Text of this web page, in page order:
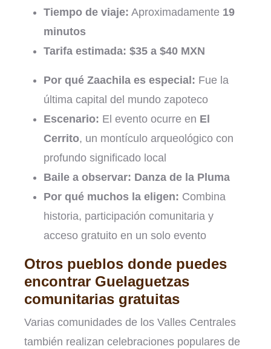
Tiempo de viaje: Aproximadamente 19
minutos
Tarifa estimada: $35 a $40 MXN
Por qué Zaachila es especial: Fue la
última capital del mundo zapoteco
Escenario: El evento ocurre en El
Cerrito, un montículo arqueológico con
profundo significado local
Baile a observar: Danza de la Pluma
Por qué muchos la eligen: Combina
historia, participación comunitaria y
acceso gratuito en un solo evento
Otros pueblos donde puedes
encontrar Guelaguetzas
comunitarias gratuitas
Varias comunidades de los Valles Centrales
también realizan celebraciones populares de